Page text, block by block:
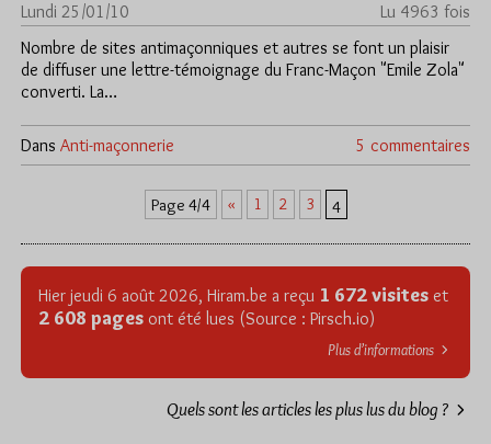
Lundi 25/01/10
Lu 4963 fois
Nombre de sites antimaçonniques et autres se font un plaisir
de diffuser une lettre-témoignage du Franc-Maçon "Emile Zola"
converti. La…
Dans Anti-maçonnerie 5 commentaires
Page 4/4 « 1 2 3 4
Hier jeudi 6 août 2026, Hiram.be a reçu 1 672 visites et
2 608 pages ont été lues (Source : Pirsch.io)
Plus d’informations
Quels sont les articles les plus lus du blog ?